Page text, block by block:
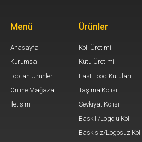
Menü
Anasayfa
Kurumsal
Toptan Ürünler
Online Mağaza
İletişim
Ürünler
Koli Üretimi
Kutu Üretimi
Fast Food Kutuları
Taşıma Kolisi
Sevkiyat Kolisi
Baskılı/Logolu Koli
Baskısız/Logosuz Koli